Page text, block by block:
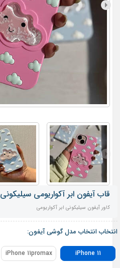
قاب آیفون ابر آکواریومی سیلیکونی
کاور آیفون سیلیکونی ابر آکواریومی
انتخاب انتخاب مدل گوشی آیفون:
iPhone 11
iPhone 11promax